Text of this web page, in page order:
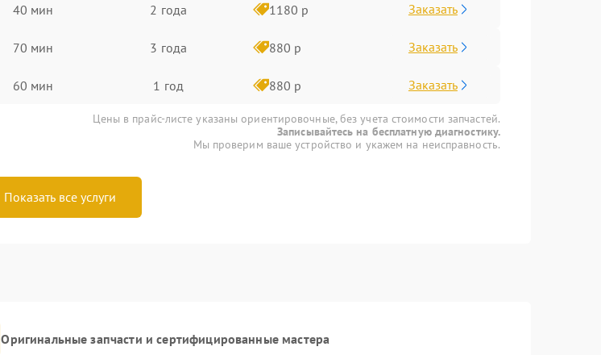
40 мин 2 года 1180 р Заказать
70 мин 3 года 880 р Заказать
60 мин 1 год 880 р Заказать
Цены в прайс-листе указаны ориентировочные, без учета стоимости запчастей.
Записывайтесь на бесплатную диагностику.
Мы проверим ваше устройство и укажем на неисправность.
Показать все услуги
Оригинальные запчасти и сертифицированные мастера